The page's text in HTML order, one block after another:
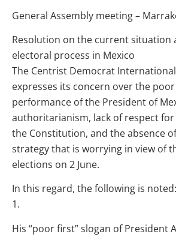
General Assembly meeting –
Resolution on the current situation
electoral process in Mexico
The Centrist Democrat International
expresses its concern over the poor
performance of the President of
authoritarianism, lack of respect for
the Constitution, and the absence
strategy that is worrying in view of
elections on 2 June.
In this regard, the following is noted:
1.
His “poor first” slogan of President